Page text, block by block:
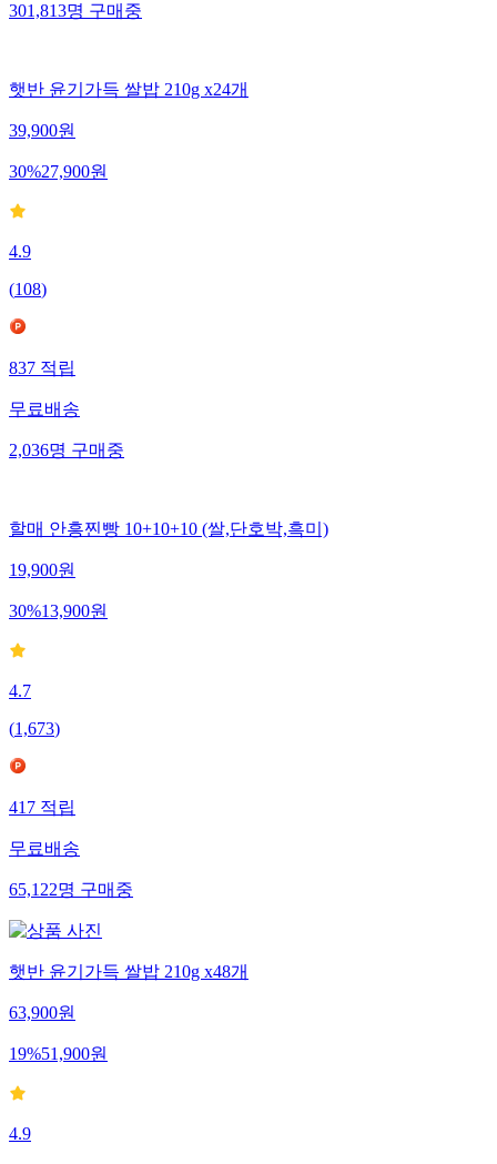
301,813명 구매중
햇반 윤기가득 쌀밥 210g x24개
39,900원
30%27,900원
4.9
(108)
837적립
무료배송
2,036명구매중
할매 안흥찐빵 10+10+10 (쌀,단호박,흑미)
19,900원
30%13,900원
4.7
(1,673)
417적립
무료배송
65,122명구매중
햇반 윤기가득 쌀밥 210g x48개
63,900원
19%51,900원
4.9